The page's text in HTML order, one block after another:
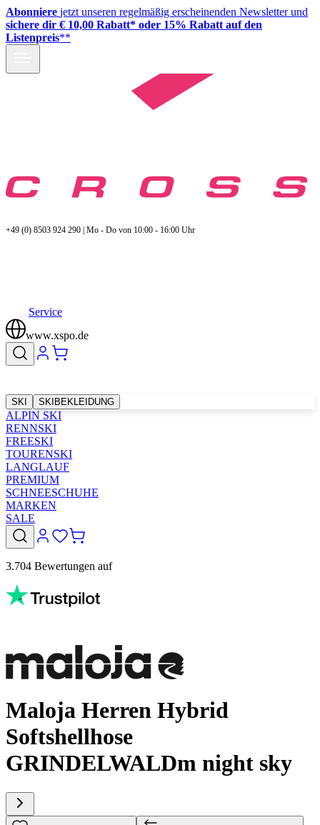
Abonniere jetzt unseren regelmäßig erscheinenden Newsletter und
sichere dir € 10,00 Rabatt* oder 15% Rabatt auf den
Listenpreis**
+49 (0) 8503 924 290 | Mo - Do von 10:00 - 16:00 Uhr
Service
www.xspo.de
SKI SKIBEKLEIDUNG
ALPIN SKI
RENNSKI
FREESKI
TOURENSKI
LANGLAUF
PREMIUM
SCHNEESCHUHE
MARKEN
SALE
3.704 Bewertungen auf
Maloja Herren Hybrid
Softshellhose
GRINDELWALDm night sky